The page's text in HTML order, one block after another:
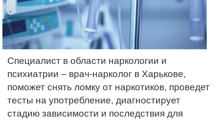
Специалист в области наркологии и
психиатрии – врач-нарколог в Харькове,
поможет снять ломку от наркотиков, проведет
тесты на употребление, диагностирует
стадию зависимости и последствия для